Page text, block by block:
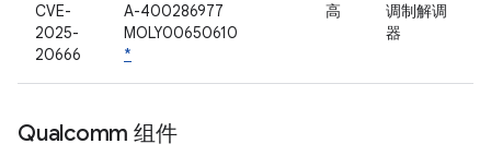
CVE-
2025-
20666
A-400286977
MOLY00650610
*
高
调制解调
器
Qualcomm 组件